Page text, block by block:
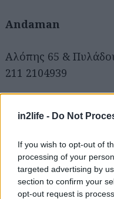
in2life - Do Not
If you wish to opt-out of
processing of your
targeted advertising by
section to confirm your
opt-out request is
Andaman
Αλόπης 65 &
211 2104939